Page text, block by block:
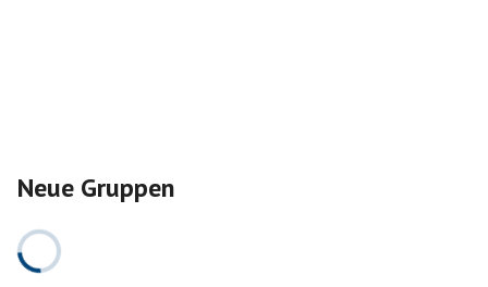
Neue Gruppen